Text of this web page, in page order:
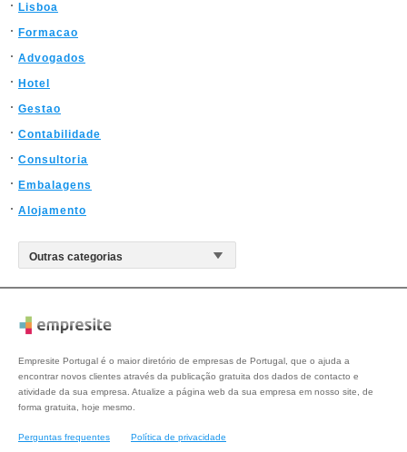
Lisboa
Formacao
Advogados
Hotel
Gestao
Contabilidade
Consultoria
Embalagens
Alojamento
Empresite Portugal é o maior diretório de empresas de Portugal, que o ajuda a
encontrar novos clientes através da publicação gratuita dos dados de contacto e
atividade da sua empresa. Atualize a página web da sua empresa em nosso site, de
forma gratuita, hoje mesmo.
Perguntas frequentes Política de privacidade